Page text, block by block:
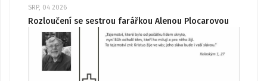
SRP, 04 2026
Rozloučení se sestrou farářkou Alenou Plocarovou